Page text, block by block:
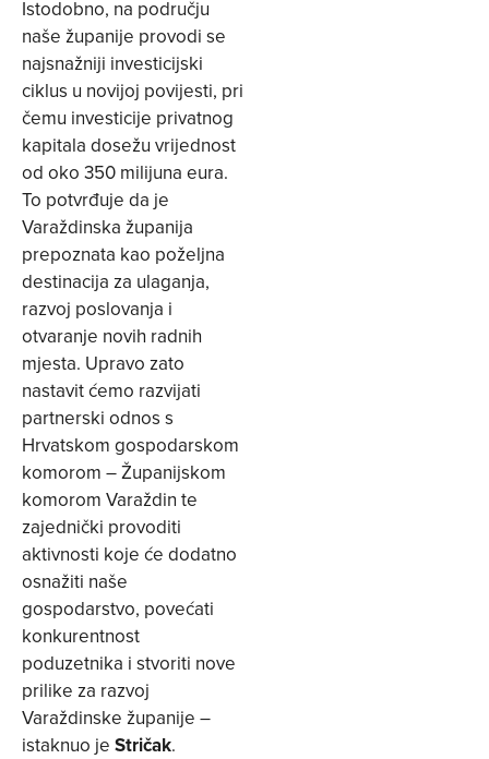
Istodobno, na području
naše županije provodi se
najsnažniji investicijski
ciklus u novijoj povijesti, pri
čemu investicije privatnog
kapitala dosežu vrijednost
od oko 350 milijuna eura.
To potvrđuje da je
Varaždinska županija
prepoznata kao poželjna
destinacija za ulaganja,
razvoj poslovanja i
otvaranje novih radnih
mjesta. Upravo zato
nastavit ćemo razvijati
partnerski odnos s
Hrvatskom gospodarskom
komorom – Županijskom
komorom Varaždin te
zajednički provoditi
aktivnosti koje će dodatno
osnažiti naše
gospodarstvo, povećati
konkurentnost
poduzetnika i stvoriti nove
prilike za razvoj
Varaždinske županije –
istaknuo je Stričak.